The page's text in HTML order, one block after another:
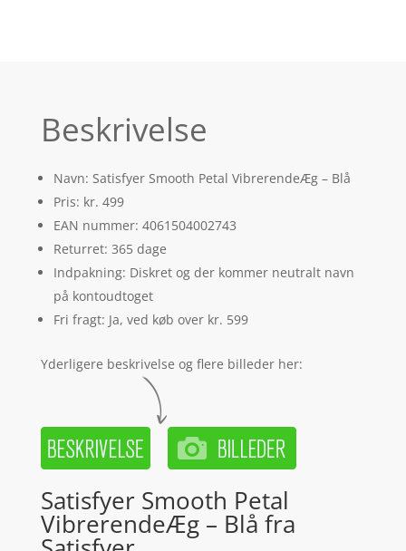
Beskrivelse
Navn: Satisfyer Smooth Petal VibrerendeÆg – Blå
Pris: kr. 499
EAN nummer: 4061504002743
Returret: 365 dage
Indpakning: Diskret og der kommer neutralt navn
på kontoudtoget
Fri fragt: Ja, ved køb over kr. 599
Yderligere beskrivelse og flere billeder her:
Satisfyer Smooth Petal
VibrerendeÆg – Blå fra